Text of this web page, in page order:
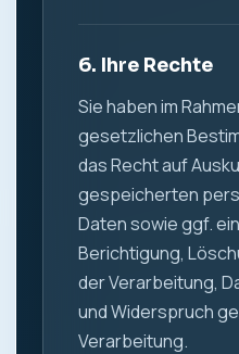
6. Ihre Rechte
Sie haben im
gesetzlichen
das Recht auf
gespeicherten
Daten sowie ggf.
Berichtigung,
der Verarbeitung,
und Widerspruch
Verarbeitung.